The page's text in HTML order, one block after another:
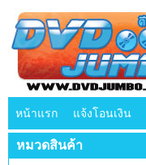
หน้าแรก แจ้งโอนเงิน
หมวดสินค้า